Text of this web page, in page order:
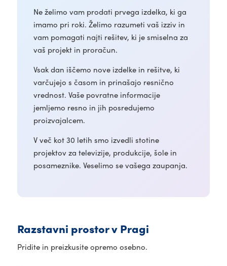
Ne želimo vam prodati prvega izdelka, ki ga
imamo pri roki. Želimo razumeti vaš izziv in
vam pomagati najti rešitev, ki je smiselna za
vaš projekt in proračun.
Vsak dan iščemo nove izdelke in rešitve, ki
varčujejo s časom in prinašajo resnično
vrednost. Vaše povratne informacije
jemljemo resno in jih posredujemo
proizvajalcem.
V več kot 30 letih smo izvedli stotine
projektov za televizije, produkcije, šole in
posameznike. Veselimo se vašega zaupanja.
Razstavni prostor v Pragi
Pridite in preizkusite opremo osebno.